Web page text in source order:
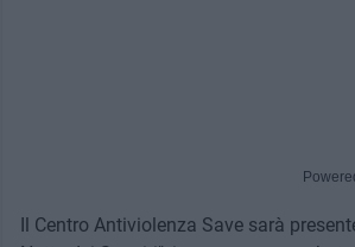
Il Centro Antiviolenza Save sarà